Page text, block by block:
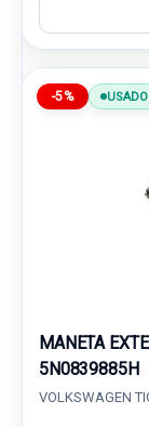
-5% USADO
MANETA
5N0839885H
VOLKSWAGEN